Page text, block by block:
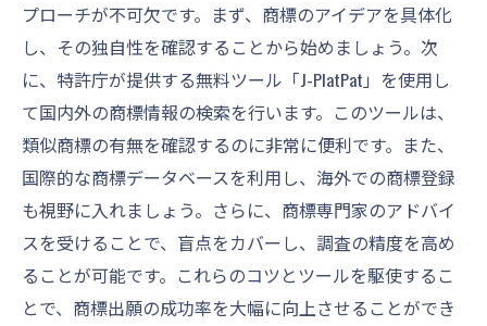
プローチが不可欠です。まず、商標のアイデアを具体化
し、その独自性を確認することから始めましょう。次
に、特許庁が提供する無料ツール「J-PlatPat」を使用し
て国内外の商標情報の検索を行います。このツールは、
類似商標の有無を確認するのに非常に便利です。また、
国際的な商標データベースを利用し、海外での商標登録
も視野に入れましょう。さらに、商標専門家のアドバイ
スを受けることで、盲点をカバーし、調査の精度を高め
ることが可能です。これらのコツとツールを駆使するこ
とで、商標出願の成功率を大幅に向上させることができ